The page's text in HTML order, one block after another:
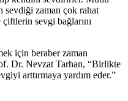
sevdiği zaman çok rahat
sevgi bağlarını
için beraber zaman
Dr. Nevzat Tarhan, “Birlikte
arttırmaya yardım eder.”